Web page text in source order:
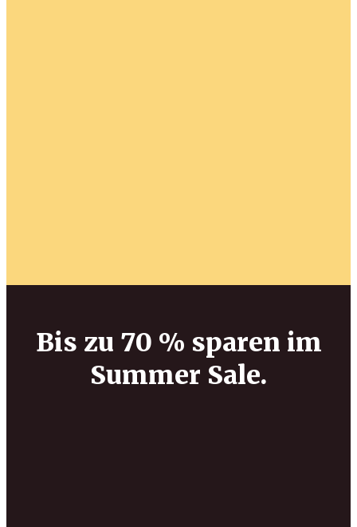
Bis zu 70 % sparen im
Summer Sale.